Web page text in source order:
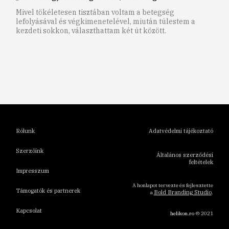
Mivel tökéletesen tisztában voltam a betegség
lefolyásával és végkimenetelével, miután túlestem a
kezdeti sokkon, választhattam két út között.
Rólunk
Szerzőink
Impresszum
Támogatók és partnerek
Kapcsolat
Adatvédelmi tájékoztató
Általános szerződési
feltételek
A honlapot tervezte és fejlesztette
a Bold Branding Studio.
helikon.ro© 2021